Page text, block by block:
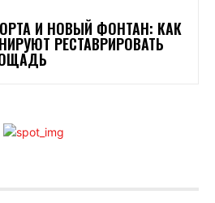
И НОВЫЙ ФОНТАН: КАК
РЕСТАВРИРОВАТЬ